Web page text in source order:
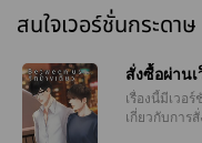
สนใจเวอร์ชั่นกระดาษ
สั่งซื้อผ่าน
เรื่องนี้มีเวอ
เกี่ยวกับการ